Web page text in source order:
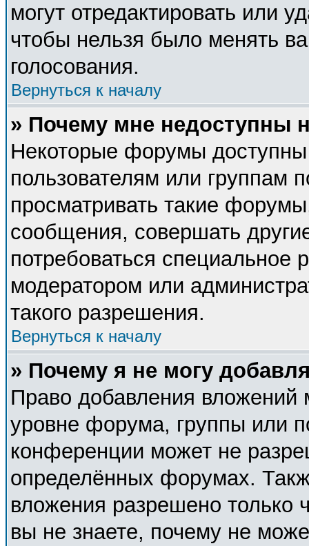
могут отредактировать или
чтобы нельзя было менять
голосования.
Вернуться к началу
» Почему мне недоступны
Некоторые форумы
пользователям или группам
просматривать такие
сообщения, совершать
потребоваться специальное
модератором или
такого разрешения.
Вернуться к началу
» Почему я не могу
Право добавления вложений
уровне форума, группы или
конференции может не
определённых форумах.
вложения разрешено только
вы не знаете, почему не